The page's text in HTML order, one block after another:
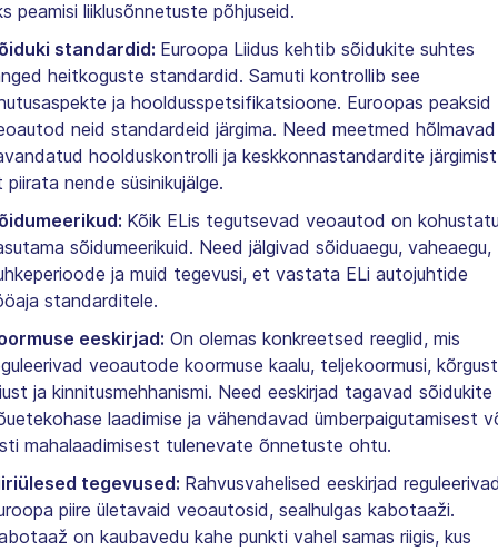
peamisi liiklusõnnetuste põhjuseid.
standardid: Euroopa Liidus kehtib sõidukite suhtes
heitkoguste standardid. Samuti kontrollib see
ja hooldusspetsifikatsioone. Euroopas peaksid
neid standardeid järgima. Need meetmed hõlmavad
hoolduskontrolli ja keskkonnastandardite
piirata nende süsinikujälge.
Kõik ELis tegutsevad veoautod on
sõidumeerikuid. Need jälgivad sõiduaegu, vaheaegu,
ja muid tegevusi, et vastata ELi autojuhtide
standarditele.
eeskirjad: On olemas konkreetsed reeglid, mis
veoautode koormuse kaalu, teljekoormusi,
ja kinnitusmehhanismi. Need eeskirjad tagavad sõidukite
laadimise ja vähendavad ümberpaigutamisest
mahalaadimisest tulenevate õnnetuste ohtu.
tegevused: Rahvusvahelised eeskirjad
piire ületavaid veoautosid, sealhulgas kabotaaži.
on kaubavedu kahe punkti vahel samas riigis, kus